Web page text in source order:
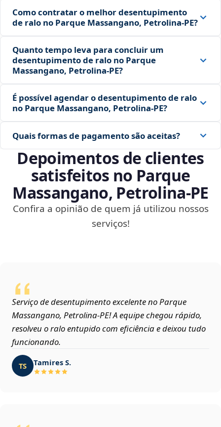
Como contratar o melhor desentupimento
de ralo no Parque Massangano, Petrolina‑PE?
Quanto tempo leva para concluir um
desentupimento de ralo no Parque
Massangano, Petrolina‑PE?
É possível agendar o desentupimento de ralo
no Parque Massangano, Petrolina‑PE?
Quais formas de pagamento são aceitas?
Depoimentos de clientes
satisfeitos no Parque
Massangano, Petrolina‑PE
Confira a opinião de quem já utilizou nossos
serviços!
Serviço de desentupimento excelente no Parque
Massangano, Petrolina‑PE! A equipe chegou rápido,
resolveu o ralo entupido com eficiência e deixou tudo
funcionando.
TS Tamires S.